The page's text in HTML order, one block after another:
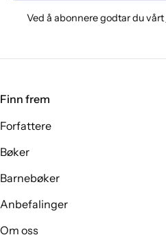
Ved å abonnere godtar du vårt
Finn frem
Forfattere
Bøker
Barnebøker
Anbefalinger
Om oss